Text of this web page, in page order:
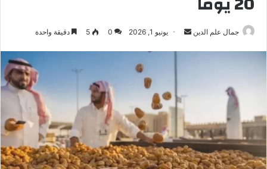
جمال علم الدين
أرسل يونيو 1, 2026 0
5 دقيقة واحدة